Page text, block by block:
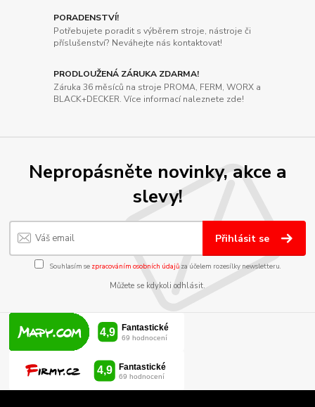
PORADENSTVÍ!
Potřebujete poradit s výběrem stroje, nástroje či
příslušenství? Neváhejte nás kontaktovat!
PRODLOUŽENÁ ZÁRUKA ZDARMA!
Záruka 36 měsíců na stroje PROMA, FERM, WORX a
BLACK+DECKER. Více informací naleznete zde!
Nepropásněte novinky, akce a
slevy!
Přihlásit se
Souhlasím se zpracováním osobních údajůza účelem rozesílky newsletteru.
Můžete se kdykoli odhlásit.